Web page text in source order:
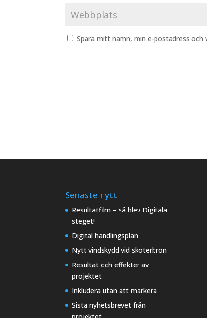
Spara mitt namn, min e-postadress
Senaste nytt
Resultatfilm – så blev Digitala
steget!
Digital handlingsplan
Nytt vindskydd vid skoterbron
Resultat och effekter av
projektet
Inkludera utan att markera
Sista nyhetsbrevet från